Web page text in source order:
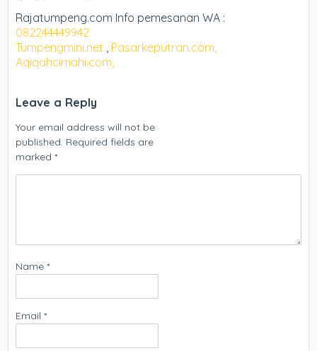
Rajatumpeng.com Info pemesanan WA :
082244449942
Tumpengmini.net , Pasarkeputran.com,
Aqiqahcimahi.com,
Leave a Reply
Your email address will not be
published. Required fields are
marked*
Name*
Email*